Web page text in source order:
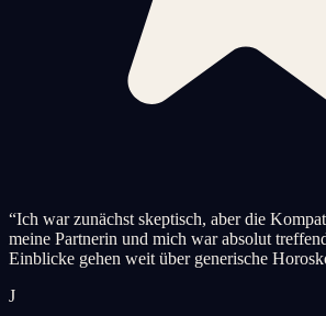
“Ich war zunächst skeptisch, aber die
meine Partnerin und mich war absolut
Einblicke gehen weit über generische
J